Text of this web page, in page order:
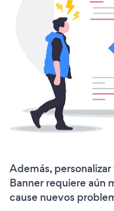
Además,
Banner requiere aún
cause nuevos